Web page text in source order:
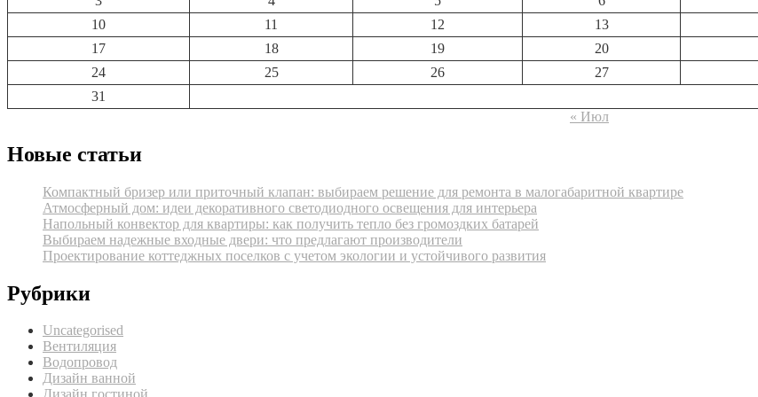
10
11 12 13
17
18 19 20
24
25 26 27
31
« Июл
Новые статьи
Компактный бризер или приточный клапан: выбираем решение для ремонта в малогабаритной квартире
Атмосферный дом: идеи декоративного светодиодного освещения для интерьера
Напольный конвектор для квартиры: как получить тепло без громоздких батарей
Выбираем надежные входные двери: что предлагают производители
Проектирование коттеджных поселков с учетом экологии и устойчивого развития
Рубрики
Uncategorised
Вентиляция
Водопровод
Дизайн ванной